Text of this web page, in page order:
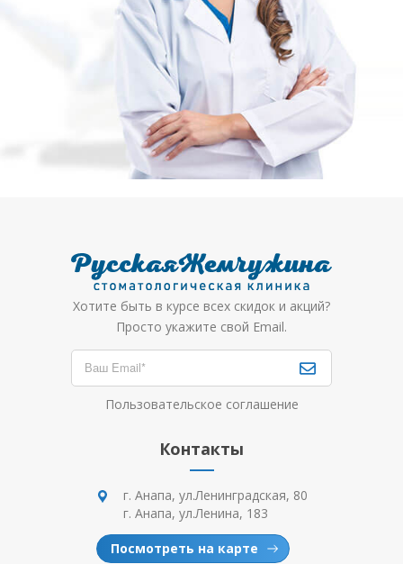
Хотите быть в курсе всех скидок и акций?
Просто укажите свой Email.
Пользовательское соглашение
Контакты
г. Анапа, ул.Ленинградская, 80
г. Анапа, ул.Ленина, 183
Посмотреть на карте